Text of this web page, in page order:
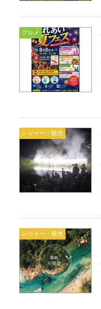
グルメ
レジャー・観光
レジャー・観光